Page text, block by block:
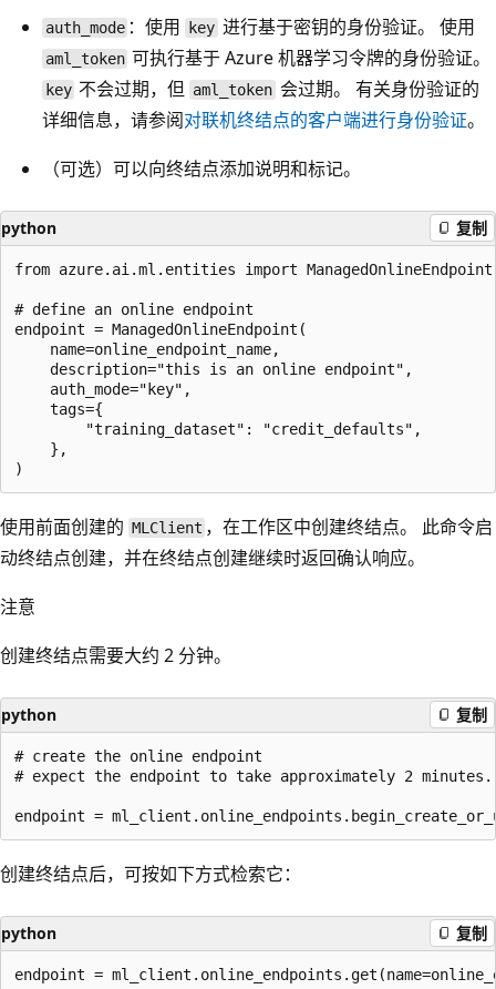
auth_mode ：使用 key进行基于密钥的身份验证。 使用
aml_token 可执行基于 Azure 机器学习令牌的身份验证。
key 不会过期，但 aml_token 会过期。 有关身份验证的
详细信息，请参阅对联机终结点的客户端进行身份验证。
（可选）可以向终结点添加说明和标记。
python 复制
from azure.ai.ml.entities import ManagedOnlineEndpoint
# define an online endpoint
endpoint = ManagedOnlineEndpoint(
    name=online_endpoint_name,
    description="this is an online endpoint",
    auth_mode="key",
    tags={
        "training_dataset": "credit_defaults",
    },
使用前面创建的 MLClient ，在工作区中创建终结点。 此命令启
动终结点创建，并在终结点创建继续时返回确认响应。
注意
创建终结点需要大约 2 分钟。
python 复制
# create the online endpoint
# expect the endpoint to take approximately 2 minutes.
创建终结点后，可按如下方式检索它：
python 复制
endpoint =